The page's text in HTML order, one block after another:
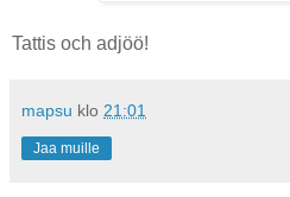
Tattis och adjöö!
mapsu klo 21:01
Jaa muille